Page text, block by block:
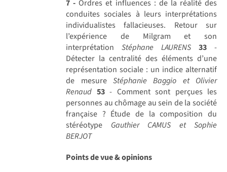
7 - Ordres et influences : de la réalité des
conduites sociales à leurs interprétations
individualistes fallacieuses. Retour sur
l’expérience de Milgram et son
interprétationStéphane LAURENS 33 -
Détecter la centralité des éléments d’une
représentation sociale : un indice alternatif
de mesure Stéphanie Baggio et Olivier
Renaud 53- Comment sont perçues les
personnes au chômage au sein de la société
française ? Étude de la composition du
stéréotype Gauthier CAMUS et Sophie
BERJOT
Points de vue & opinions